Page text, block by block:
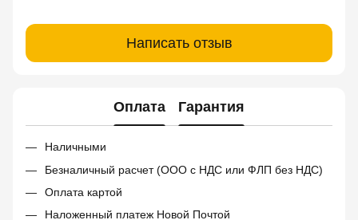
Написать отзыв
Оплата Гарантия
Наличными
Безналичный расчет (ООО с НДС или ФЛП без НДС)
Оплата картой
Наложенный платеж Новой Почтой